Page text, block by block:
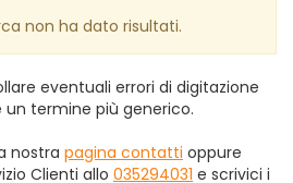
non ha dato risultati.
eventuali errori di digitazione
termine più generico.
nostra pagina contatti oppure
Clienti allo 035294031 e scrivici i